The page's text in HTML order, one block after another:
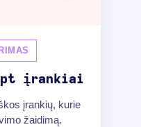
įrankiai
įrankių, kurie
žaidimą.